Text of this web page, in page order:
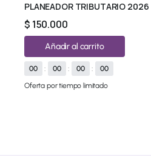
PLANEADOR TRIBUTARIO 2026
$ 150.000
Añadir al carrito
00 : 00 : 00 :
00
Oferta por tiempo limitado